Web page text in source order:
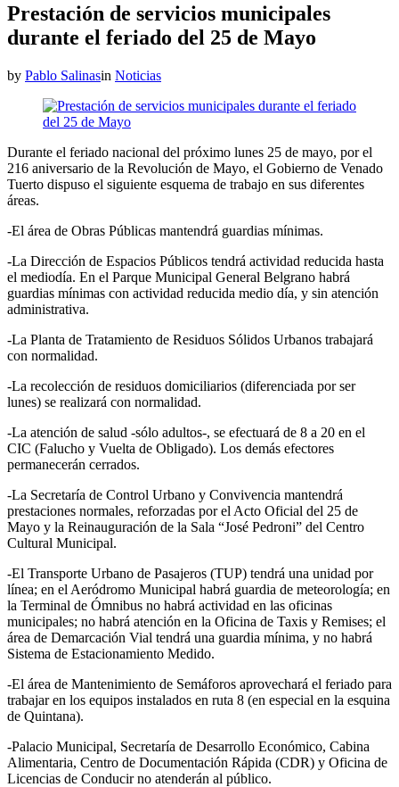
Prestación de servicios municipales
durante el feriado del 25 de Mayo
by Pablo Salinasin Noticias
Durante el feriado nacional del próximo lunes 25 de mayo, por el
216 aniversario de la Revolución de Mayo, el Gobierno de Venado
Tuerto dispuso el siguiente esquema de trabajo en sus diferentes
áreas.
-El área de Obras Públicas mantendrá guardias mínimas.
-La Dirección de Espacios Públicos tendrá actividad reducida hasta
el mediodía. En el Parque Municipal General Belgrano habrá
guardias mínimas con actividad reducida medio día, y sin atención
administrativa.
-La Planta de Tratamiento de Residuos Sólidos Urbanos trabajará
con normalidad.
-La recolección de residuos domiciliarios (diferenciada por ser
lunes) se realizará con normalidad.
-La atención de salud -sólo adultos-, se efectuará de 8 a 20 en el
CIC (Falucho y Vuelta de Obligado). Los demás efectores
permanecerán cerrados.
-La Secretaría de Control Urbano y Convivencia mantendrá
prestaciones normales, reforzadas por el Acto Oficial del 25 de
Mayo y la Reinauguración de la Sala “José Pedroni” del Centro
Cultural Municipal.
-El Transporte Urbano de Pasajeros (TUP) tendrá una unidad por
línea; en el Aeródromo Municipal habrá guardia de meteorología; en
la Terminal de Ómnibus no habrá actividad en las oficinas
municipales; no habrá atención en la Oficina de Taxis y Remises; el
área de Demarcación Vial tendrá una guardia mínima, y no habrá
Sistema de Estacionamiento Medido.
-El área de Mantenimiento de Semáforos aprovechará el feriado para
trabajar en los equipos instalados en ruta 8 (en especial en la esquina
de Quintana).
-Palacio Municipal, Secretaría de Desarrollo Económico, Cabina
Alimentaria, Centro de Documentación Rápida (CDR) y Oficina de
Licencias de Conducir no atenderán al público.